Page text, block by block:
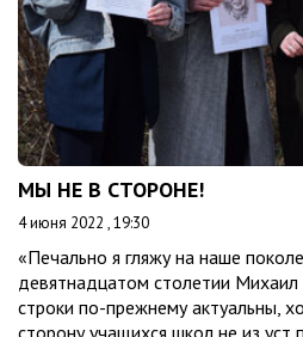
МЫ НЕ В СТОРОНЕ!
4 июня 2022 , 19:30
«Печально я гляжу на наше
девятнадцатом столетии
строки по-прежнему актуальны,
сторону учащихся школ не из уст